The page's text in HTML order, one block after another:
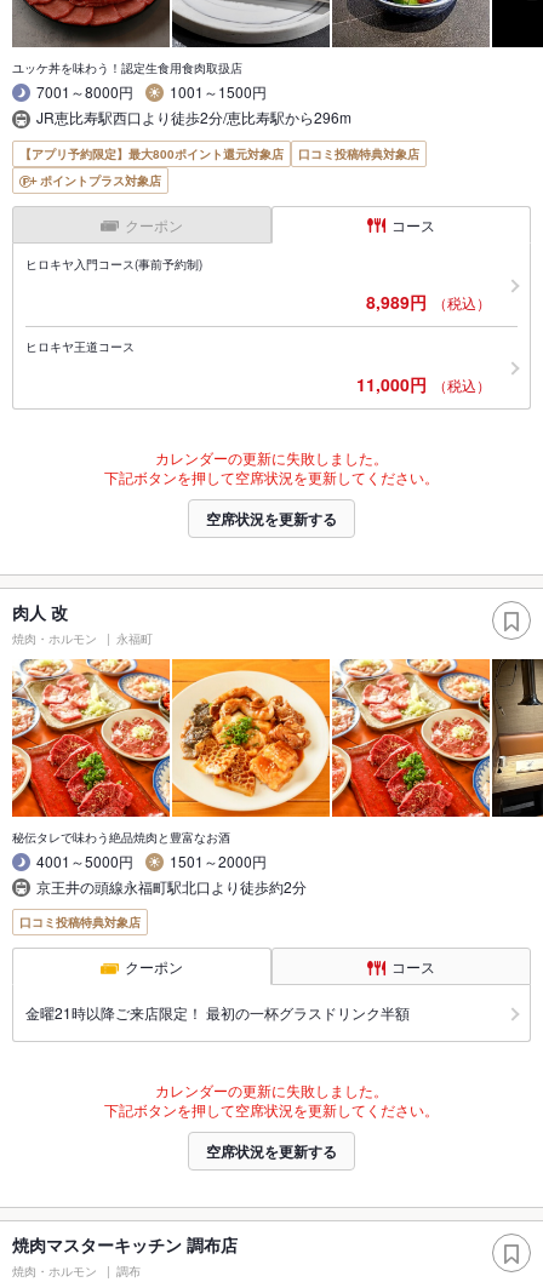
ユッケ丼を味わう！認定生食用食肉取扱店
7001～8000円
1001～1500円
JR恵比寿駅西口より徒歩2分/恵比寿駅から296m
【アプリ予約限定】最大800ポイント還元対象店
口コミ投稿特典対象店
ポイントプラス対象店
クーポン コース
ヒロキヤ入門コース(事前予約制)
8,989円 （税込）
ヒロキヤ王道コース
11,000円 （税込）
カレンダーの更新に失敗しました。
下記ボタンを押して空席状況を更新してください。
空席状況を更新する
肉人 改
焼肉・ホルモン 永福町
秘伝タレで味わう絶品焼肉と豊富なお酒
4001～5000円
1501～2000円
京王井の頭線永福町駅北口より徒歩約2分
口コミ投稿特典対象店
クーポン コース
金曜21時以降ご来店限定！ 最初の一杯グラスドリンク半額
カレンダーの更新に失敗しました。
下記ボタンを押して空席状況を更新してください。
空席状況を更新する
焼肉マスターキッチン 調布店
焼肉・ホルモン 調布